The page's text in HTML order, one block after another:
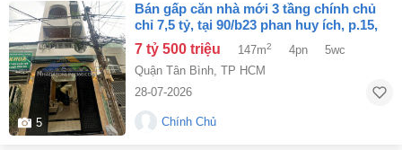
5
bán gấp căn nhà mới 3 tầng chính chủ
chỉ 7,5 tỷ, tại 90/b23 phan huy ích, p.15,
q.tân bình, tp. hcm
7 tỷ 500 triệu 147m2 4pn
5wc
Quận Tân Bình, TP HCM
28-07-2026
Chính Chủ